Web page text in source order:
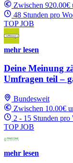
Zwischen 920.00€
48 Stunden pro
TOP JOB
mehr lesen
Deine Meinung
Umfragen teil –
Bundesweit
Zwischen 10.00€
2 - 15 Stunden pro
TOP JOB
mehr lesen